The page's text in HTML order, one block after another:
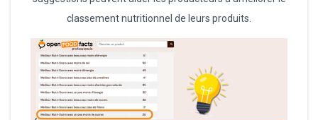
classement nutritionnel de leurs produits.